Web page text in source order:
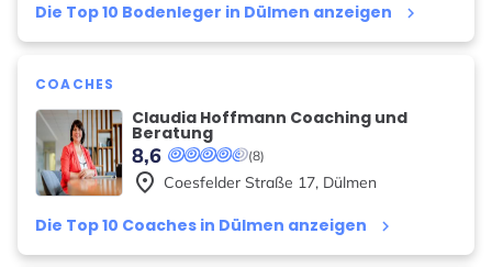
Die Top 10 Bodenleger in Dülmen anzeigen keyboard_arrow_right
COACHES
Claudia Hoffmann Coaching und
Beratung
(8)
8,6
Die Top 10 Coaches in Dülmen anzeigen keyboard_arrow_right
place Coesfelder Straße 17, Dülmen